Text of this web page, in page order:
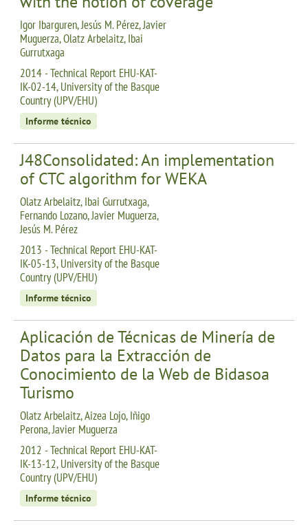
Igor Ibarguren, Jesús M. Pérez, Javier
Muguerza, Olatz Arbelaitz, Ibai
Gurrutxaga
2014 - Technical Report EHU-KAT-
IK-02-14, University of the Basque
Country (UPV/EHU)
Informe técnico
J48Consolidated: An implementation
of CTC algorithm for WEKA
Olatz Arbelaitz, Ibai Gurrutxaga,
Fernando Lozano, Javier Muguerza,
Jesús M. Pérez
2013 - Technical Report EHU-KAT-
IK-05-13, University of the Basque
Country (UPV/EHU)
Informe técnico
Aplicación de Técnicas de Minería de
Datos para la Extracción de
Conocimiento de la Web de Bidasoa
Turismo
Olatz Arbelaitz, Aizea Lojo, Iñigo
Perona, Javier Muguerza
2012 - Technical Report EHU-KAT-
IK-13-12, University of the Basque
Country (UPV/EHU)
Informe técnico